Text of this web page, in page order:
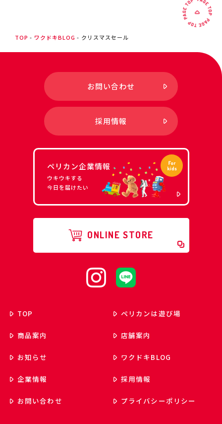
TOP ワクドキBLOG クリスマスセール
お問い合わせ
採用情報
ペリカン企業情報
ウキウキする
今日を届けたい
ONLINE STORE
TOP ペリカンは遊び場
商品案内 店舗案内
お知らせ ワクドキBLOG
企業情報 採用情報
お問い合わせ プライバシーポリシー